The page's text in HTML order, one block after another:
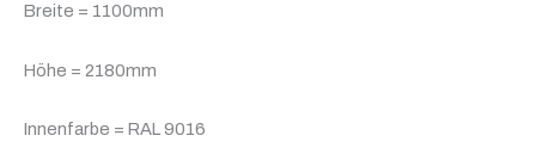
Breite = 1100mm
Höhe = 2180mm
Innenfarbe = RAL 9016